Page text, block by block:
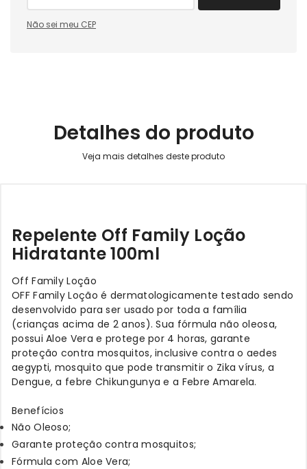
Não sei meu CEP
Detalhes do produto
Repelente Off Family Loção
Hidratante 100ml
Off Family Loção
OFF Family Loção é dermatologicamente testado sendo
desenvolvido para ser usado por toda a família
(crianças acima de 2 anos). Sua fórmula não oleosa,
possui Aloe Vera e protege por 4 horas, garante
proteção contra mosquitos, inclusive contra o aedes
aegypti, mosquito que pode transmitir o Zika vírus, a
Dengue, a febre Chikungunya e a Febre Amarela.
Benefícios
Não Oleoso;
Garante proteção contra mosquitos;
Fórmula com Aloe Vera;